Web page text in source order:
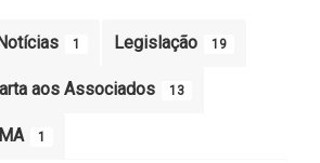
1 Legislação 19
aos Associados 13
1